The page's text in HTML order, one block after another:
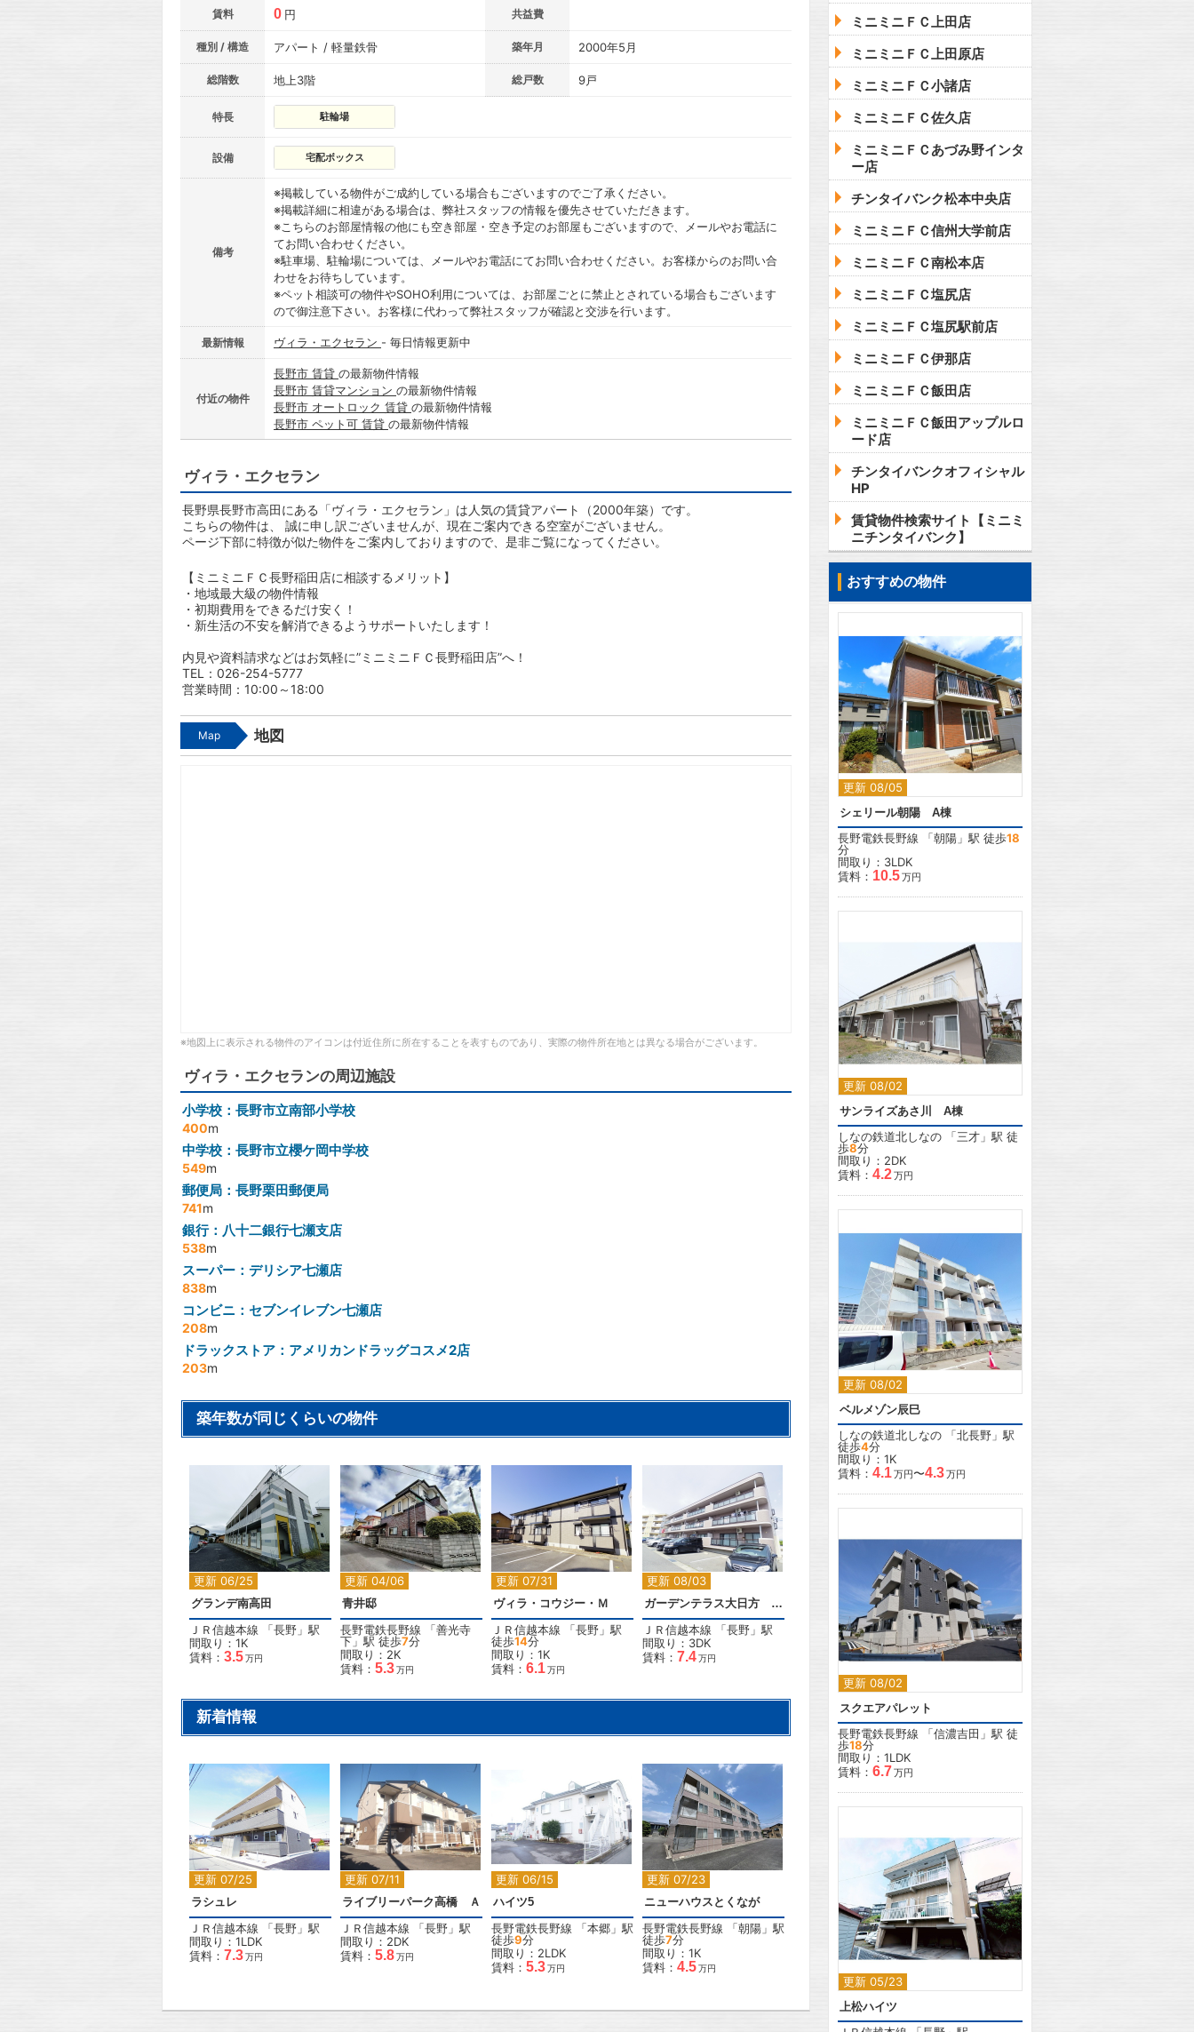
賃料 0 円 共益費
種別 / 構造 アパート / 軽量鉄骨 築年月 2000年5月
総階数 地上3階 総戸数 9戸
特長 駐輪場
設備 宅配ボックス
備考
※掲載している物件がご成約している場合もございますのでご了承ください。
※掲載詳細に相違がある場合は、弊社スタッフの情報を優先させていただきます。
※こちらのお部屋情報の他にも空き部屋・空き予定のお部屋もございますので、メールやお電話に
てお問い合わせください。
※駐車場、駐輪場については、メールやお電話にてお問い合わせください。お客様からのお問い合
わせをお待ちしています。
※ペット相談可の物件やSOHO利用については、お部屋ごとに禁止とされている場合もございます
ので御注意下さい。お客様に代わって弊社スタッフが確認と交渉を行います。
最新情報 ヴィラ・エクセラン - 毎日情報更新中
付近の物件
長野市 賃貸 の最新物件情報
長野市 賃貸マンション の最新物件情報
長野市 オートロック 賃貸 の最新物件情報
長野市 ペット可 賃貸 の最新物件情報
ヴィラ・エクセラン
長野県長野市高田にある「ヴィラ・エクセラン」は人気の賃貸アパート（2000年築）です。
こちらの物件は、 誠に申し訳ございませんが、現在ご案内できる空室がございません。
ページ下部に特徴が似た物件をご案内しておりますので、是非ご覧になってください。
【ミニミニＦＣ長野稲田店に相談するメリット】
・地域最大級の物件情報
・初期費用をできるだけ安く！
・新生活の不安を解消できるようサポートいたします！
内見や資料請求などはお気軽に”ミニミニＦＣ長野稲田店”へ！
TEL：026-254-5777
営業時間：10:00～18:00
Map 地図
※地図上に表示される物件のアイコンは付近住所に所在することを表すものであり、実際の物件所在地とは異なる場合がございます。
ヴィラ・エクセランの周辺施設
小学校：長野市立南部小学校
400m
中学校：長野市立櫻ケ岡中学校
549m
郵便局：長野栗田郵便局
741m
銀行：八十二銀行七瀬支店
538m
スーパー：デリシア七瀬店
838m
コンビニ：セブンイレブン七瀬店
208m
ドラックストア：アメリカンドラッグコスメ2店
203m
築年数が同じくらいの物件
更新 06/25
2
グランデ南高田
ＪＲ信越本線 「長野 」駅
間取り：1K
賃料： 3.5万円
更新 04/06
2
青井邸
長野電鉄長野線 「善光寺
下 」駅 徒歩7分
間取り：2K
賃料： 5.3万円
更新 07/31
2
ヴィラ・コウジー・Ｍ
ＪＲ信越本線 「長野 」駅
徒歩14分
間取り：1K
賃料： 6.1万円
更新 08/03
2
ガーデンテラス大日方 B棟
ＪＲ信越本線 「長野 」駅
間取り：3DK
賃料： 7.4万円
新着情報
更新 07/25
2
ラシュレ
ＪＲ信越本線 「長野 」駅
間取り：1LDK
賃料： 7.3万円
更新 07/11
2
ライブリーパーク高橋 Ａ
ＪＲ信越本線 「長野 」駅
間取り：2DK
賃料： 5.8万円
更新 06/15
2
ハイツ5
長野電鉄長野線 「本郷 」駅
徒歩9分
間取り：2LDK
賃料： 5.3万円
更新 07/23
2
ニューハウスとくなが
長野電鉄長野線 「朝陽 」駅
徒歩7分
間取り：1K
賃料： 4.5万円
ミニミニＦＣ上田店
ミニミニＦＣ上田原店
ミニミニＦＣ小諸店
ミニミニＦＣ佐久店
ミニミニＦＣあづみ野インタ
ー店
チンタイバンク松本中央店
ミニミニＦＣ信州大学前店
ミニミニＦＣ南松本店
ミニミニＦＣ塩尻店
ミニミニＦＣ塩尻駅前店
ミニミニＦＣ伊那店
ミニミニＦＣ飯田店
ミニミニＦＣ飯田アップルロ
ード店
チンタイバンクオフィシャル
HP
賃貸物件検索サイト【ミニミ
ニチンタイバンク】
おすすめの物件
更新 08/05
シェリール朝陽 A棟
長野電鉄長野線 「朝陽 」駅 徒歩18
分
間取り：3LDK
賃料： 10.5万円
更新 08/02
サンライズあさ川 A棟
しなの鉄道北しなの 「三才 」駅 徒
歩8分
間取り：2DK
賃料： 4.2万円
更新 08/02
2 2
ベルメゾン辰巳
しなの鉄道北しなの 「北長野 」駅
徒歩4分
間取り：1K
賃料： 4.1万円〜4.3万円
更新 08/02
2
スクエアパレット
長野電鉄長野線 「信濃吉田 」駅 徒
歩18分
間取り：1LDK
賃料： 6.7万円
更新 05/23
2
上松ハイツ